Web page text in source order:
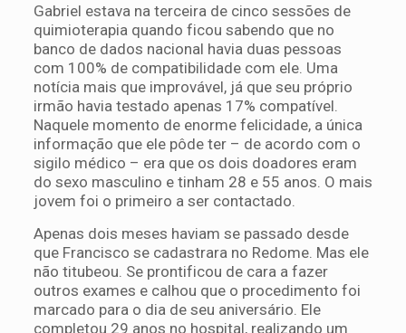
Gabriel estava na terceira de cinco sessões de
quimioterapia quando ficou sabendo que no
banco de dados nacional havia duas pessoas
com 100% de compatibilidade com ele. Uma
notícia mais que improvável, já que seu próprio
irmão havia testado apenas 17% compatível.
Naquele momento de enorme felicidade, a única
informação que ele pôde ter – de acordo com o
sigilo médico – era que os dois doadores eram
do sexo masculino e tinham 28 e 55 anos. O mais
jovem foi o primeiro a ser contactado.
Apenas dois meses haviam se passado desde
que Francisco se cadastrara no Redome. Mas ele
não titubeou. Se prontificou de cara a fazer
outros exames e calhou que o procedimento foi
marcado para o dia de seu aniversário. Ele
completou 29 anos no hospital, realizando um